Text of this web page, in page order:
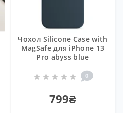
Чохол Silicone Case with
MagSafe для iPhone 13
Pro abyss blue
0
799₴